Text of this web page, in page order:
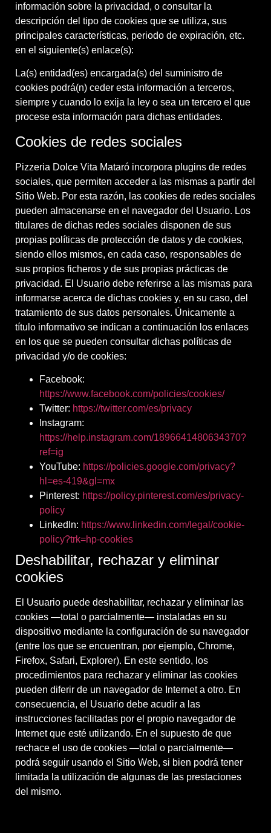
información sobre la privacidad, o consultar la
descripción del tipo de cookies que se utiliza, sus
principales características, periodo de expiración, etc.
en el siguiente(s) enlace(s):
La(s) entidad(es) encargada(s) del suministro de
cookies podrá(n) ceder esta información a terceros,
siempre y cuando lo exija la ley o sea un tercero el que
procese esta información para dichas entidades.
Cookies de redes sociales
Pizzeria Dolce Vita Mataró incorpora plugins de redes
sociales, que permiten acceder a las mismas a partir del
Sitio Web. Por esta razón, las cookies de redes sociales
pueden almacenarse en el navegador del Usuario. Los
titulares de dichas redes sociales disponen de sus
propias políticas de protección de datos y de cookies,
siendo ellos mismos, en cada caso, responsables de
sus propios ficheros y de sus propias prácticas de
privacidad. El Usuario debe referirse a las mismas para
informarse acerca de dichas cookies y, en su caso, del
tratamiento de sus datos personales. Únicamente a
título informativo se indican a continuación los enlaces
en los que se pueden consultar dichas políticas de
privacidad y/o de cookies:
Facebook:
https://www.facebook.com/policies/cookies/
Twitter: https://twitter.com/es/privacy
Instagram:
https://help.instagram.com/1896641480634370?
ref=ig
YouTube: https://policies.google.com/privacy?
hl=es-419&gl=mx
Pinterest: https://policy.pinterest.com/es/privacy-
policy
LinkedIn: https://www.linkedin.com/legal/cookie-
policy?trk=hp-cookies
Deshabilitar, rechazar y eliminar
cookies
El Usuario puede deshabilitar, rechazar y eliminar las
cookies —total o parcialmente— instaladas en su
dispositivo mediante la configuración de su navegador
(entre los que se encuentran, por ejemplo, Chrome,
Firefox, Safari, Explorer). En este sentido, los
procedimientos para rechazar y eliminar las cookies
pueden diferir de un navegador de Internet a otro. En
consecuencia, el Usuario debe acudir a las
instrucciones facilitadas por el propio navegador de
Internet que esté utilizando. En el supuesto de que
rechace el uso de cookies —total o parcialmente—
podrá seguir usando el Sitio Web, si bien podrá tener
limitada la utilización de algunas de las prestaciones
del mismo.